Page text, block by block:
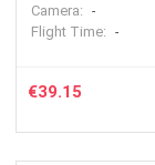
Camera: -
Flight Time: -
€39.15